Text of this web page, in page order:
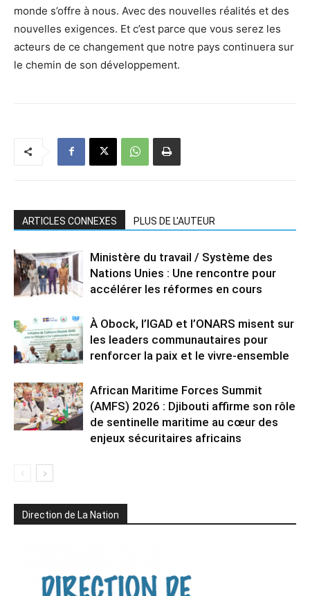
monde s’offre à nous. Avec des nouvelles réalités et des
nouvelles exigences. Et c’est parce que vous serez les
acteurs de ce changement que notre pays continuera sur
le chemin de son développement.
ARTICLES CONNEXES PLUS DE L'AUTEUR
Ministère du travail / Système des
Nations Unies : Une rencontre pour
accélérer les réformes en cours
À Obock, l’IGAD et l’ONARS misent sur
les leaders communautaires pour
renforcer la paix et le vivre-ensemble
African Maritime Forces Summit
(AMFS) 2026 : Djibouti affirme son rôle
de sentinelle maritime au cœur des
enjeux sécuritaires africains
Direction de La Nation